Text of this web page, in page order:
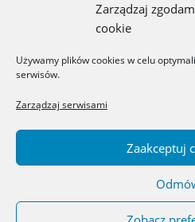
Zarządzaj
cookie
Używamy plików cookies w celu
serwisów.
Zarządzaj serwisami
Zaakceptuj
Blog o
recenzje i rekomendacje